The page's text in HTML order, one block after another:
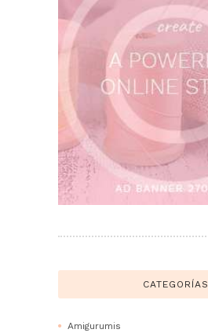
CATEGORÍAS
Amigurumis